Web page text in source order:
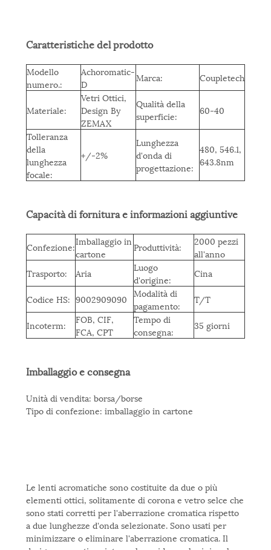
Caratteristiche del prodotto
Modello
numero.:
Achoromatic-
D
Marca: Coupletech
Materiale:
Vetri Ottici,
Design By
ZEMAX
Qualità della
superficie:
60-40
Tolleranza
della
lunghezza
focale:
+/-2%
Lunghezza
d'onda di
progettazione:
480, 546.1,
643.8nm
Capacità di fornitura e informazioni aggiuntive
Confezione:Imballaggio in
cartone
Produttività:
2000 pezzi
all'anno
Trasporto:
Aria
Luogo
d'origine:
Cina
Codice HS: 9002909090 Modalità di
pagamento:
T/T
Incoterm:
FOB, CIF,
FCA, CPT
Tempo di
consegna:
35 giorni
Imballaggio e consegna
Unità di vendita: borsa/borse
Tipo di confezione: imballaggio in cartone
Le lenti acromatiche sono costituite da due o più
elementi ottici, solitamente di corona e vetro selce che
sono stati corretti per l'aberrazione cromatica rispetto
a due lunghezze d'onda selezionate. Sono usati per
minimizzare o eliminare l'aberrazione cromatica. Il